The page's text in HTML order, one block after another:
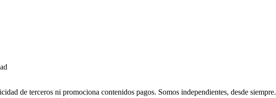
de terceros ni promociona contenidos pagos. Somos independientes, desde siempre.